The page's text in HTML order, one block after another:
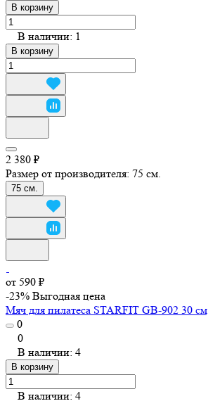
В корзину
В наличии: 1
В корзину
2 380 ₽
Размер от производителя: 75 см.
75 см.
от 590 ₽
-23% Выгодная цена
Мяч для пилатеса STARFIT GB-902 30
0
0
В наличии: 4
В корзину
В наличии: 4